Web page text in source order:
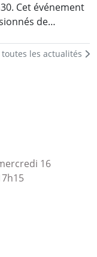
Cet événement
de…
toutes les actualités
16